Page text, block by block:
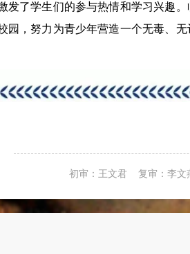
了学生们的参与热情和学习兴趣。
，努力为青少年营造一个无毒、
初审：王文君 复审：李